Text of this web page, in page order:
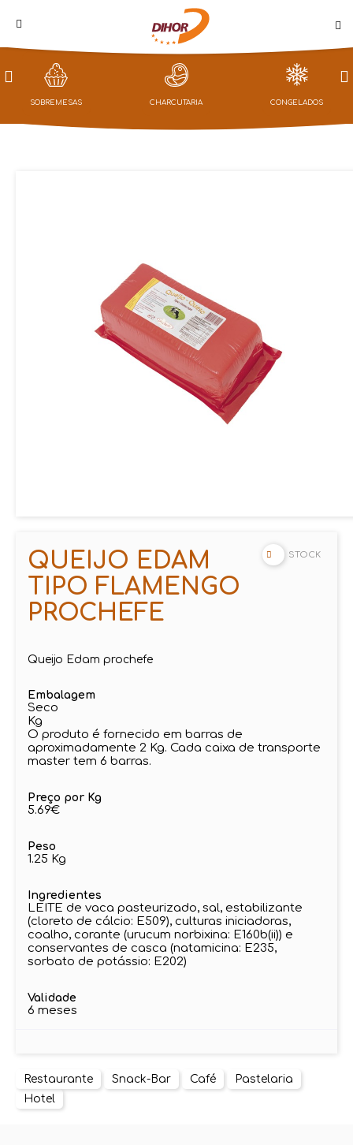
PROMOÇÕES
LOJA
SOBREMESAS CHARCUTARIA CONGELADOS
STOCK
QUEIJO EDAM
TIPO FLAMENGO
PROCHEFE
Queijo Edam prochefe
Embalagem
Seco
Kg
O produto é fornecido em barras de
aproximadamente 2 Kg. Cada caixa de transporte
master tem 6 barras.
Preço por Kg
5.69€
Peso
1.25 Kg
Ingredientes
LEITE de vaca pasteurizado, sal, estabilizante
(cloreto de cálcio: E509), culturas iniciadoras,
coalho, corante (urucum norbixina: E160b(ii)) e
conservantes de casca (natamicina: E235,
sorbato de potássio: E202)
Validade
6 meses
Restaurante Snack-Bar Café
Pastelaria
Hotel